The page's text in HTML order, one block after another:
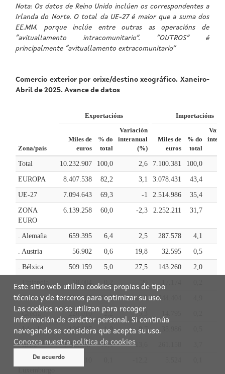
Este sitio web utiliza cookies propias de tipo
técnico y de terceros para optimizar su uso.
Las cookies no se utilizan para recoger
información de carácter personal. Si continúa
navegando se considera que acepta su uso.
Conozca nuestra política de cookies
De acuerdo